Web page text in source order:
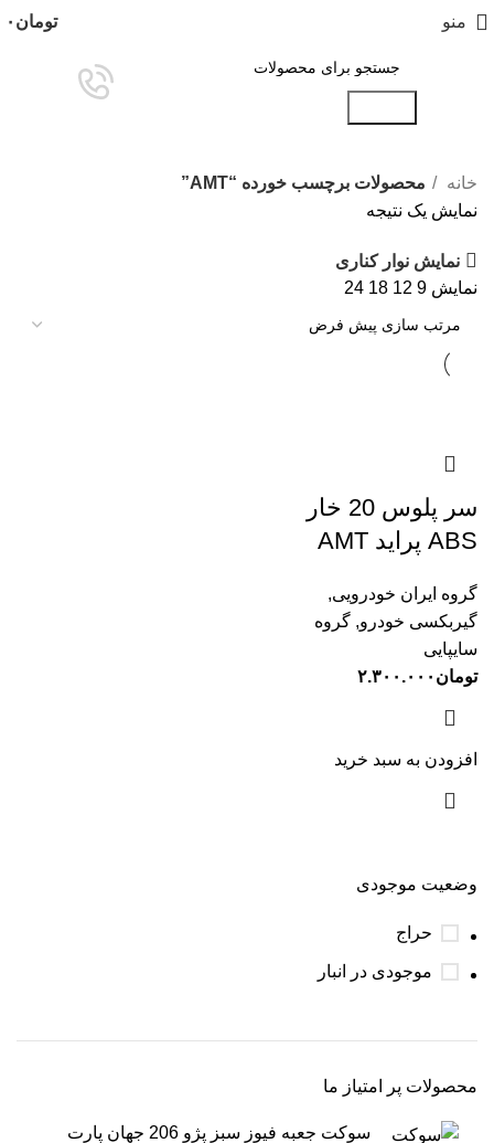
منو تومان ۰
وضعیت موجودی
حراج
موجودی در انبار
محصولات پر امتیاز ما
سوکت جعبه فیوز سبز پژو 206 جهان پارت
خانه
محصولات برچسب خورده “AMT”
نمایش یک نتیجه
نمایش نوار کناری
نمایش 9
12
18
24
سر پلوس 20 خار
ABS پراید AMT
گروه ایران خودرویی,
گیربکسی خودرو, گروه
سایپایی
تومان ۲.۳۰۰.۰۰۰
افزودن به سبد خرید